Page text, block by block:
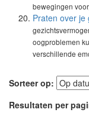
bewegingen
Praten over je
oogproblemen
verschillende
Sorteer op:
Resultaten per